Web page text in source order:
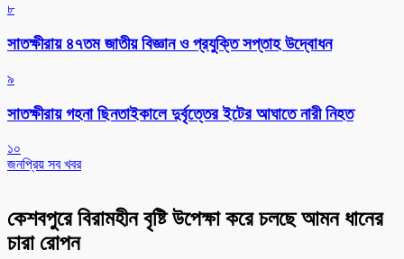
৮
সাতক্ষীরায় ৪৭তম জাতীয় বিজ্ঞান ও প্রযুক্তি সপ্তাহ উদ্বোধন
৯
সাতক্ষীরায় গহনা ছিনতাইকালে দুর্বৃত্তের ইটের আঘাতে নারী নিহত
১০
জনপ্রিয় সব খবর
কেশবপুরে বিরামহীন বৃষ্টি উপেক্ষা করে চলছে আমন ধানের
চারা রোপন